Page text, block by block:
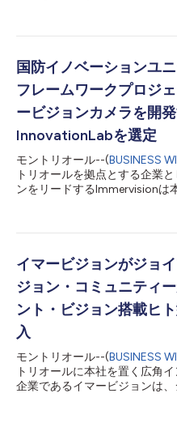
（米国第6844990号特許）の
査部は、LGが異議を唱えた請
考文献をめぐり特許性がない
下しました。 Immervisionのパ
者は、次のように述べていま
わたり、視覚技術の革新、ラ
に取り組んできました。
ォリオは真の革新成果となる
当社のIPによってお客さまと
ことは、私にとって非常に重要
国防イノベーションユ
フレームワークプロジ
ービジョンカメラを開
InnovationLabを選定
モントリオール--(BUSINESS
トリオールを拠点とする企業
ンをリードするImmervisionは
Immervision InnovationLabチ
システム（sUAS）用の広角コ
発しています。この活動は、
に、求めやすさ、信頼性、高
ーン技術を提供するものです
ティブバイスプレジデント兼
Alessandro Gaspariniは、次の
ベーションユニットが、低照
できるよう、この革新的な広
生み出すべくImme...
イマービジョンがジョ
ジョン・コミュニティ
ント・ビジョン搭載ヒ
入
モントリオール--(BUSINESS
トリオールに本社を置く広角
企業であるイマービジョンは